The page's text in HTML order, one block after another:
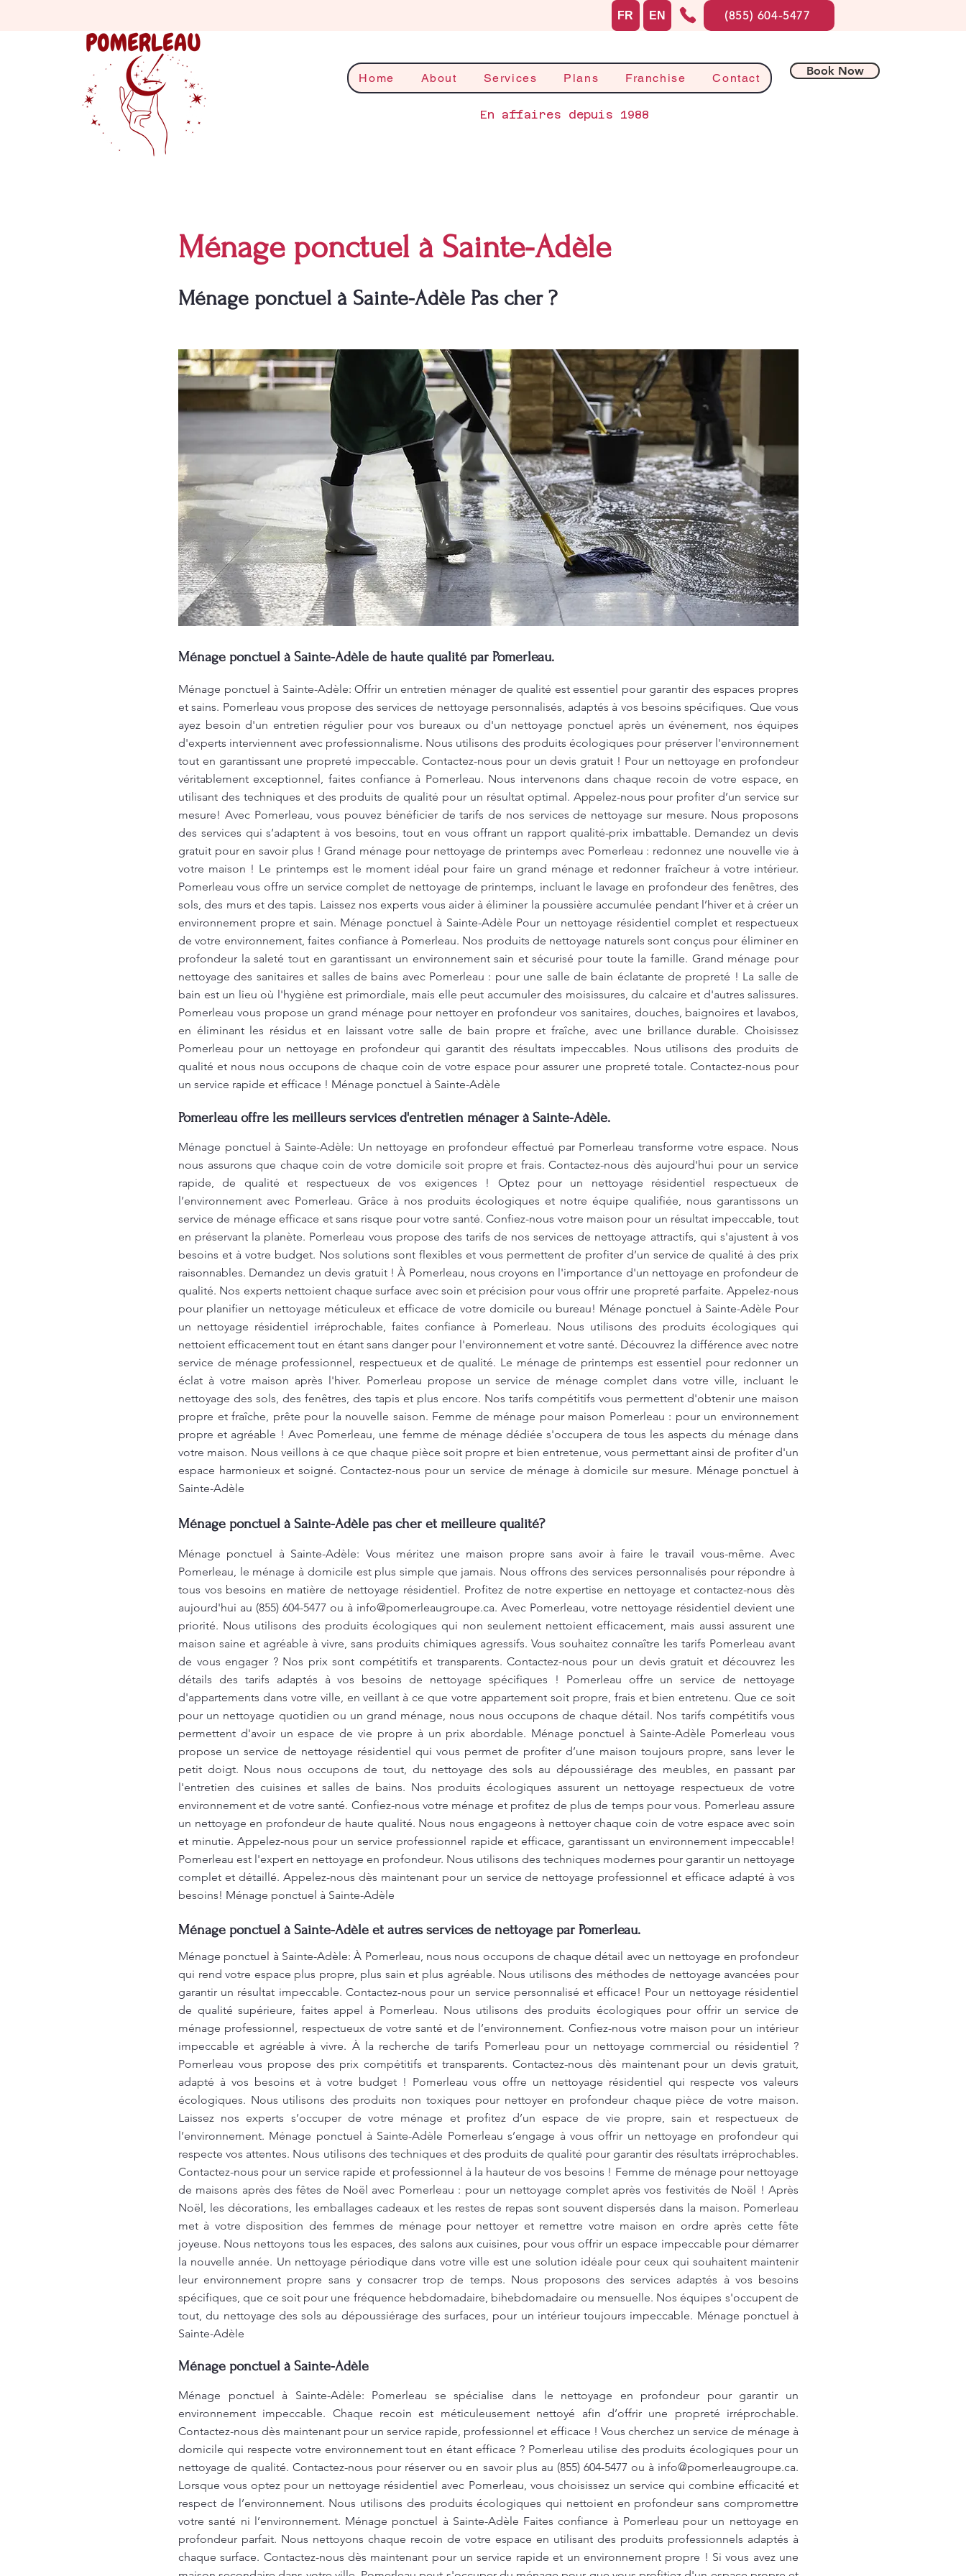
Home About Services Plans Franchise Contact
Book Now
En affaires depuis 1988
FR EN (855) 604-5477
Ménage ponctuel à Sainte-Adèle
Ménage ponctuel à Sainte-Adèle Pas cher ?
Ménage ponctuel à Sainte-Adèle de haute qualité par Pomerleau.
Ménage ponctuel à Sainte-Adèle: Offrir un entretien ménager de qualité est essentiel pour garantir des espaces propres
et sains. Pomerleau vous propose des services de nettoyage personnalisés, adaptés à vos besoins spécifiques. Que vous
ayez besoin d'un entretien régulier pour vos bureaux ou d'un nettoyage ponctuel après un événement, nos équipes
d'experts interviennent avec professionnalisme. Nous utilisons des produits écologiques pour préserver l'environnement
tout en garantissant une propreté impeccable. Contactez-nous pour un devis gratuit ! Pour un nettoyage en profondeur
véritablement exceptionnel, faites confiance à Pomerleau. Nous intervenons dans chaque recoin de votre espace, en
utilisant des techniques et des produits de qualité pour un résultat optimal. Appelez-nous pour profiter d’un service sur
mesure! Avec Pomerleau, vous pouvez bénéficier de tarifs de nos services de nettoyage sur mesure. Nous proposons
des services qui s’adaptent à vos besoins, tout en vous offrant un rapport qualité-prix imbattable. Demandez un devis
gratuit pour en savoir plus ! Grand ménage pour nettoyage de printemps avec Pomerleau : redonnez une nouvelle vie à
votre maison ! Le printemps est le moment idéal pour faire un grand ménage et redonner fraîcheur à votre intérieur.
Pomerleau vous offre un service complet de nettoyage de printemps, incluant le lavage en profondeur des fenêtres, des
sols, des murs et des tapis. Laissez nos experts vous aider à éliminer la poussière accumulée pendant l’hiver et à créer un
environnement propre et sain. Ménage ponctuel à Sainte-Adèle Pour un nettoyage résidentiel complet et respectueux
de votre environnement, faites confiance à Pomerleau. Nos produits de nettoyage naturels sont conçus pour éliminer en
profondeur la saleté tout en garantissant un environnement sain et sécurisé pour toute la famille. Grand ménage pour
nettoyage des sanitaires et salles de bains avec Pomerleau : pour une salle de bain éclatante de propreté ! La salle de
bain est un lieu où l'hygiène est primordiale, mais elle peut accumuler des moisissures, du calcaire et d'autres salissures.
Pomerleau vous propose un grand ménage pour nettoyer en profondeur vos sanitaires, douches, baignoires et lavabos,
en éliminant les résidus et en laissant votre salle de bain propre et fraîche, avec une brillance durable. Choisissez
Pomerleau pour un nettoyage en profondeur qui garantit des résultats impeccables. Nous utilisons des produits de
qualité et nous nous occupons de chaque coin de votre espace pour assurer une propreté totale. Contactez-nous pour
un service rapide et efficace ! Ménage ponctuel à Sainte-Adèle
Pomerleau offre les meilleurs services d'entretien ménager à Sainte-Adèle.
Ménage ponctuel à Sainte-Adèle: Un nettoyage en profondeur effectué par Pomerleau transforme votre espace. Nous
nous assurons que chaque coin de votre domicile soit propre et frais. Contactez-nous dès aujourd'hui pour un service
rapide, de qualité et respectueux de vos exigences ! Optez pour un nettoyage résidentiel respectueux de
l’environnement avec Pomerleau. Grâce à nos produits écologiques et notre équipe qualifiée, nous garantissons un
service de ménage efficace et sans risque pour votre santé. Confiez-nous votre maison pour un résultat impeccable, tout
en préservant la planète. Pomerleau vous propose des tarifs de nos services de nettoyage attractifs, qui s'ajustent à vos
besoins et à votre budget. Nos solutions sont flexibles et vous permettent de profiter d’un service de qualité à des prix
raisonnables. Demandez un devis gratuit ! À Pomerleau, nous croyons en l'importance d'un nettoyage en profondeur de
qualité. Nos experts nettoient chaque surface avec soin et précision pour vous offrir une propreté parfaite. Appelez-nous
pour planifier un nettoyage méticuleux et efficace de votre domicile ou bureau! Ménage ponctuel à Sainte-Adèle Pour
un nettoyage résidentiel irréprochable, faites confiance à Pomerleau. Nous utilisons des produits écologiques qui
nettoient efficacement tout en étant sans danger pour l'environnement et votre santé. Découvrez la différence avec notre
service de ménage professionnel, respectueux et de qualité. Le ménage de printemps est essentiel pour redonner un
éclat à votre maison après l'hiver. Pomerleau propose un service de ménage complet dans votre ville, incluant le
nettoyage des sols, des fenêtres, des tapis et plus encore. Nos tarifs compétitifs vous permettent d'obtenir une maison
propre et fraîche, prête pour la nouvelle saison. Femme de ménage pour maison Pomerleau : pour un environnement
propre et agréable ! Avec Pomerleau, une femme de ménage dédiée s'occupera de tous les aspects du ménage dans
votre maison. Nous veillons à ce que chaque pièce soit propre et bien entretenue, vous permettant ainsi de profiter d'un
espace harmonieux et soigné. Contactez-nous pour un service de ménage à domicile sur mesure. Ménage ponctuel à
Sainte-Adèle
Ménage ponctuel à Sainte-Adèle pas cher et meilleure qualité?
Ménage ponctuel à Sainte-Adèle: Vous méritez une maison propre sans avoir à faire le travail vous-même. Avec
Pomerleau, le ménage à domicile est plus simple que jamais. Nous offrons des services personnalisés pour répondre à
tous vos besoins en matière de nettoyage résidentiel. Profitez de notre expertise en nettoyage et contactez-nous dès
aujourd'hui au (855) 604-5477 ou à info@pomerleaugroupe.ca. Avec Pomerleau, votre nettoyage résidentiel devient une
priorité. Nous utilisons des produits écologiques qui non seulement nettoient efficacement, mais aussi assurent une
maison saine et agréable à vivre, sans produits chimiques agressifs. Vous souhaitez connaître les tarifs Pomerleau avant
de vous engager ? Nos prix sont compétitifs et transparents. Contactez-nous pour un devis gratuit et découvrez les
détails des tarifs adaptés à vos besoins de nettoyage spécifiques ! Pomerleau offre un service de nettoyage
d'appartements dans votre ville, en veillant à ce que votre appartement soit propre, frais et bien entretenu. Que ce soit
pour un nettoyage quotidien ou un grand ménage, nous nous occupons de chaque détail. Nos tarifs compétitifs vous
permettent d'avoir un espace de vie propre à un prix abordable. Ménage ponctuel à Sainte-Adèle Pomerleau vous
propose un service de nettoyage résidentiel qui vous permet de profiter d’une maison toujours propre, sans lever le
petit doigt. Nous nous occupons de tout, du nettoyage des sols au dépoussiérage des meubles, en passant par
l'entretien des cuisines et salles de bains. Nos produits écologiques assurent un nettoyage respectueux de votre
environnement et de votre santé. Confiez-nous votre ménage et profitez de plus de temps pour vous. Pomerleau assure
un nettoyage en profondeur de haute qualité. Nous nous engageons à nettoyer chaque coin de votre espace avec soin
et minutie. Appelez-nous pour un service professionnel rapide et efficace, garantissant un environnement impeccable!
Pomerleau est l'expert en nettoyage en profondeur. Nous utilisons des techniques modernes pour garantir un nettoyage
complet et détaillé. Appelez-nous dès maintenant pour un service de nettoyage professionnel et efficace adapté à vos
besoins! Ménage ponctuel à Sainte-Adèle
Ménage ponctuel à Sainte-Adèle et autres services de nettoyage par Pomerleau.
Ménage ponctuel à Sainte-Adèle: À Pomerleau, nous nous occupons de chaque détail avec un nettoyage en profondeur
qui rend votre espace plus propre, plus sain et plus agréable. Nous utilisons des méthodes de nettoyage avancées pour
garantir un résultat impeccable. Contactez-nous pour un service personnalisé et efficace! Pour un nettoyage résidentiel
de qualité supérieure, faites appel à Pomerleau. Nous utilisons des produits écologiques pour offrir un service de
ménage professionnel, respectueux de votre santé et de l’environnement. Confiez-nous votre maison pour un intérieur
impeccable et agréable à vivre. À la recherche de tarifs Pomerleau pour un nettoyage commercial ou résidentiel ?
Pomerleau vous propose des prix compétitifs et transparents. Contactez-nous dès maintenant pour un devis gratuit,
adapté à vos besoins et à votre budget ! Pomerleau vous offre un nettoyage résidentiel qui respecte vos valeurs
écologiques. Nous utilisons des produits non toxiques pour nettoyer en profondeur chaque pièce de votre maison.
Laissez nos experts s’occuper de votre ménage et profitez d’un espace de vie propre, sain et respectueux de
l’environnement. Ménage ponctuel à Sainte-Adèle Pomerleau s’engage à vous offrir un nettoyage en profondeur qui
respecte vos attentes. Nous utilisons des techniques et des produits de qualité pour garantir des résultats irréprochables.
Contactez-nous pour un service rapide et professionnel à la hauteur de vos besoins ! Femme de ménage pour nettoyage
de maisons après des fêtes de Noël avec Pomerleau : pour un nettoyage complet après vos festivités de Noël ! Après
Noël, les décorations, les emballages cadeaux et les restes de repas sont souvent dispersés dans la maison. Pomerleau
met à votre disposition des femmes de ménage pour nettoyer et remettre votre maison en ordre après cette fête
joyeuse. Nous nettoyons tous les espaces, des salons aux cuisines, pour vous offrir un espace impeccable pour démarrer
la nouvelle année. Un nettoyage périodique dans votre ville est une solution idéale pour ceux qui souhaitent maintenir
leur environnement propre sans y consacrer trop de temps. Nous proposons des services adaptés à vos besoins
spécifiques, que ce soit pour une fréquence hebdomadaire, bihebdomadaire ou mensuelle. Nos équipes s'occupent de
tout, du nettoyage des sols au dépoussiérage des surfaces, pour un intérieur toujours impeccable. Ménage ponctuel à
Sainte-Adèle
Ménage ponctuel à Sainte-Adèle
Ménage ponctuel à Sainte-Adèle: Pomerleau se spécialise dans le nettoyage en profondeur pour garantir un
environnement impeccable. Chaque recoin est méticuleusement nettoyé afin d’offrir une propreté irréprochable.
Contactez-nous dès maintenant pour un service rapide, professionnel et efficace ! Vous cherchez un service de ménage à
domicile qui respecte votre environnement tout en étant efficace ? Pomerleau utilise des produits écologiques pour un
nettoyage de qualité. Contactez-nous pour réserver ou en savoir plus au (855) 604-5477 ou à info@pomerleaugroupe.ca.
Lorsque vous optez pour un nettoyage résidentiel avec Pomerleau, vous choisissez un service qui combine efficacité et
respect de l’environnement. Nous utilisons des produits écologiques qui nettoient en profondeur sans compromettre
votre santé ni l’environnement. Ménage ponctuel à Sainte-Adèle Faites confiance à Pomerleau pour un nettoyage en
profondeur parfait. Nous nettoyons chaque recoin de votre espace en utilisant des produits professionnels adaptés à
chaque surface. Contactez-nous dès maintenant pour un service rapide et un environnement propre ! Si vous avez une